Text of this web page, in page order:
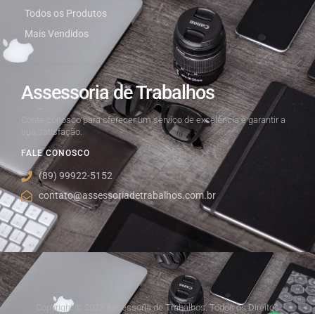
Assessoria de Trabalhos
Conte conosco para oferecer um serviço de excelência e garantir a
sua satisfação.
FALE CONOSCO
(89) 99922-5152
contato@assessoriadetrabalhos.com.br
Todos os Produtos
Mais Vendidos
Copyright © 2023 Assessoria de Trabalhos. Todos os Direitos